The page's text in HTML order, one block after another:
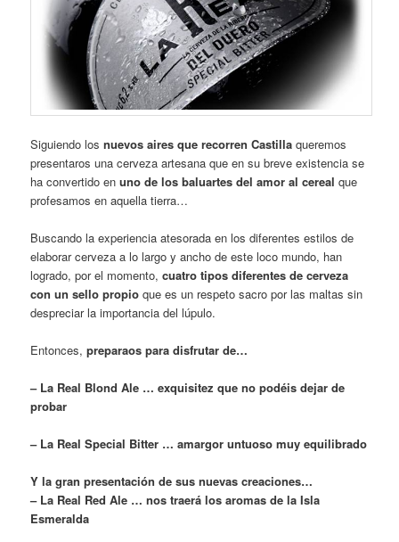
Siguiendo losnuevos aires que recorren Castilla queremos
presentaros una cerveza artesana que en su breve existencia se
ha convertido en uno de los baluartes del amor al cereal que
profesamos en aquella tierra…
Buscando la experiencia atesorada en los diferentes estilos de
elaborar cerveza a lo largo y ancho de este loco mundo, han
logrado, por el momento,cuatro tipos diferentes de cerveza
con un sello propio que es un respeto sacro por las maltas sin
despreciar la importancia del lúpulo.
Entonces,preparaos para disfrutar de…
– La Real Blond Ale … exquisitez que no podéis dejar de
probar
– La Real Special Bitter … amargor untuoso muy equilibrado
Y la gran presentación de sus nuevas creaciones…
– La Real Red Ale … nos traerá los aromas de la Isla
Esmeralda